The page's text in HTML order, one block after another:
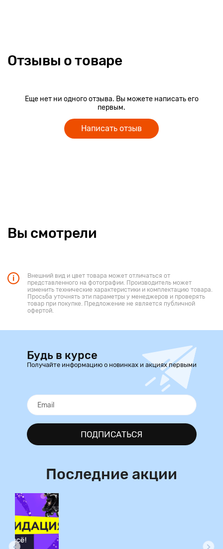
Отзывы о товаре
Еще нет ни одного отзыва. Вы можете написать его
первым.
Написать отзыв
Вы смотрели
Внешний вид и цвет товара может отличаться от
представленного на фотографии. Производитель может
изменить технические характеристики и комплектацию товара.
Просьба уточнять эти параметры у менеджеров и проверять
товар при покупке. Предложение не является публичной
офертой.
Будь в курсе
Получайте информацию о новинках и акциях первыми
ПОДПИСАТЬСЯ
Последние акции